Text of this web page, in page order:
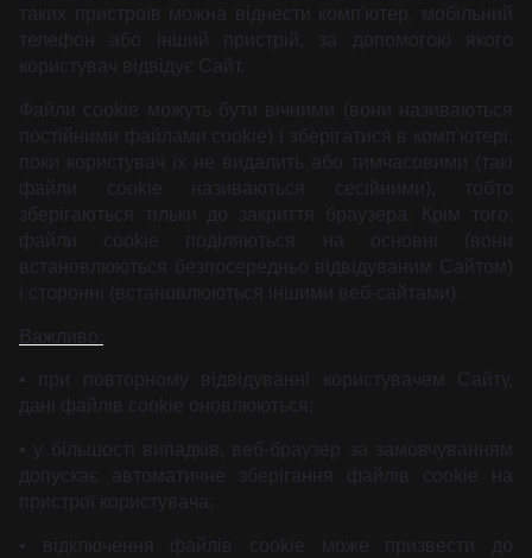
таких пристроїв можна віднести комп'ютер, мобільний
телефон або інший пристрій, за допомогою якого
користувач відвідує Сайт.
Файли cookie можуть бути вічними (вони називаються
постійними файлами cookie) і зберігатися в комп'ютері,
поки користувач їх не видалить або тимчасовими (такі
файли cookie називаються сесійними), тобто
зберігаються тільки до закриття браузера. Крім того,
файли cookie поділяються на основні (вони
встановлюються безпосередньо відвідуваним Сайтом)
і сторонні (встановлюються іншими веб-сайтами).
Важливо:
• при повторному відвідуванні користувачем Сайту,
дані файлів cookie оновлюються;
• у більшості випадків, веб-браузер за замовчуванням
допускає автоматичне зберігання файлів cookie на
пристрої користувача;
• відключення файлів cookie може призвести до